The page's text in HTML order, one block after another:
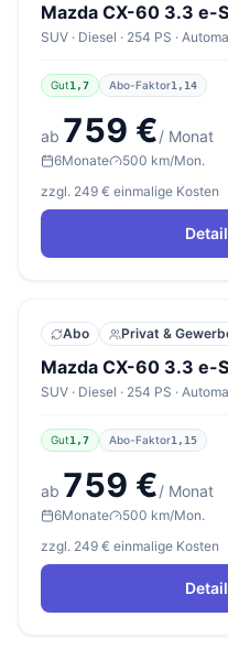
SUV · Diesel · 254 PS ·
Gut1,7 Abo-Faktor1,14
ab 759 €/ Monat
6Monate
500 km/Mon.
zzgl. 249 € einmalige Kosten
Abo Privat &
SUV · Diesel · 254 PS ·
Gut1,7 Abo-Faktor1,15
ab 759 €/ Monat
6Monate
500 km/Mon.
zzgl. 249 € einmalige Kosten